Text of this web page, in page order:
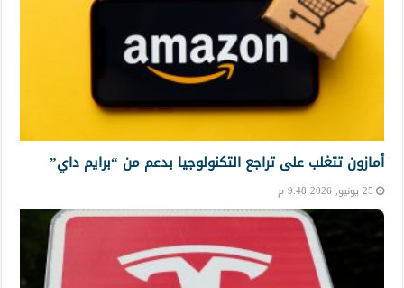
أمازون تتغلب على تراجع التكنولوجيا بدعم من “برايم داي”
25 يونيو, 2026 9:48 م